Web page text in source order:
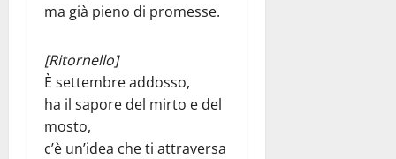
ma già pieno di promesse.
[Ritornello]
È settembre addosso,
ha il sapore del mirto e del
mosto,
c’è un’idea che ti attraversa